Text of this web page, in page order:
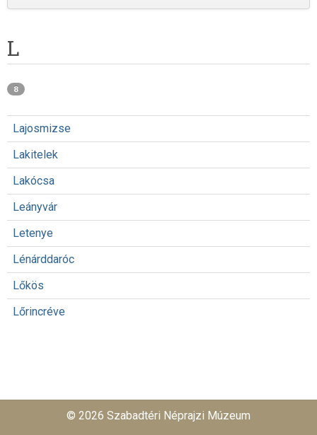
L
8
Lajosmizse
Lakitelek
Lakócsa
Leányvár
Letenye
Lénárddaróc
Lőkös
Lőrincréve
© 2026 Szabadtéri Néprajzi Múzeum